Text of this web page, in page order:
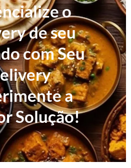
o
de seu
com Seu
a
Solução!